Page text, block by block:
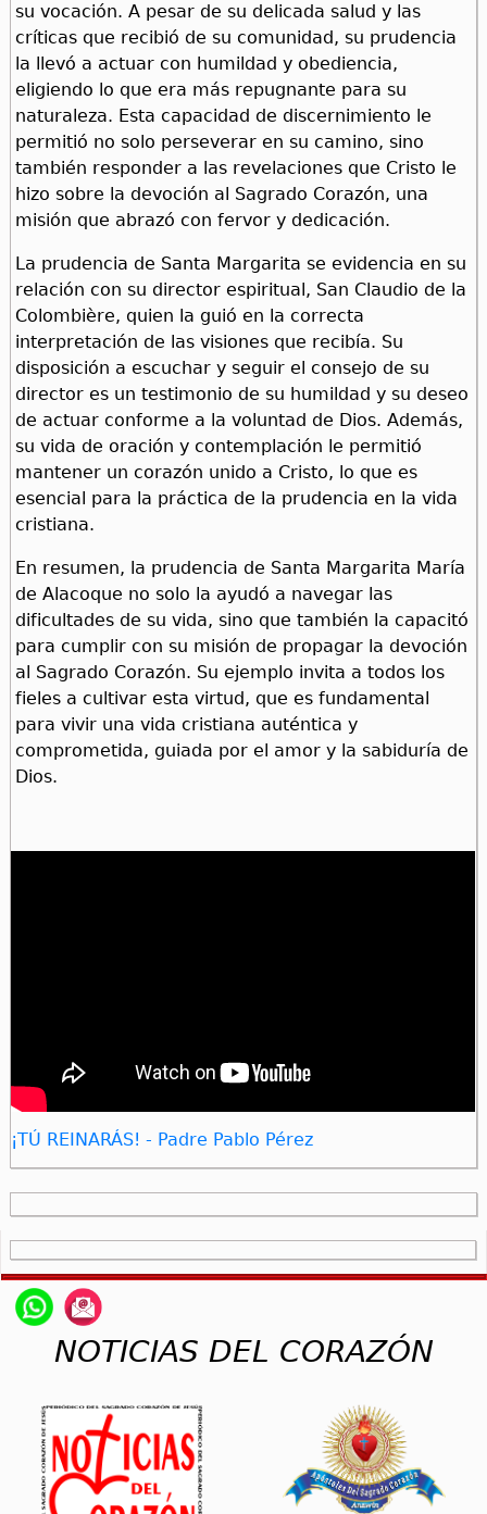
su vocación. A pesar de su delicada salud y las
críticas que recibió de su comunidad, su prudencia
la llevó a actuar con humildad y obediencia,
eligiendo lo que era más repugnante para su
naturaleza. Esta capacidad de discernimiento le
permitió no solo perseverar en su camino, sino
también responder a las revelaciones que Cristo le
hizo sobre la devoción al Sagrado Corazón, una
misión que abrazó con fervor y dedicación.
La prudencia de Santa Margarita se evidencia en su
relación con su director espiritual, San Claudio de la
Colombière, quien la guió en la correcta
interpretación de las visiones que recibía. Su
disposición a escuchar y seguir el consejo de su
director es un testimonio de su humildad y su deseo
de actuar conforme a la voluntad de Dios. Además,
su vida de oración y contemplación le permitió
mantener un corazón unido a Cristo, lo que es
esencial para la práctica de la prudencia en la vida
cristiana.
En resumen, la prudencia de Santa Margarita María
de Alacoque no solo la ayudó a navegar las
dificultades de su vida, sino que también la capacitó
para cumplir con su misión de propagar la devoción
al Sagrado Corazón. Su ejemplo invita a todos los
fieles a cultivar esta virtud, que es fundamental
para vivir una vida cristiana auténtica y
comprometida, guiada por el amor y la sabiduría de
Dios.
¡TÚ REINARÁS! - Padre Pablo Pérez
NOTICIAS DEL CORAZÓN